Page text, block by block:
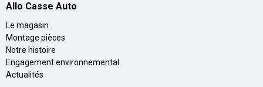
Allo Casse Auto
Le magasin
Montage pièces
Notre histoire
Engagement environnemental
Actualités